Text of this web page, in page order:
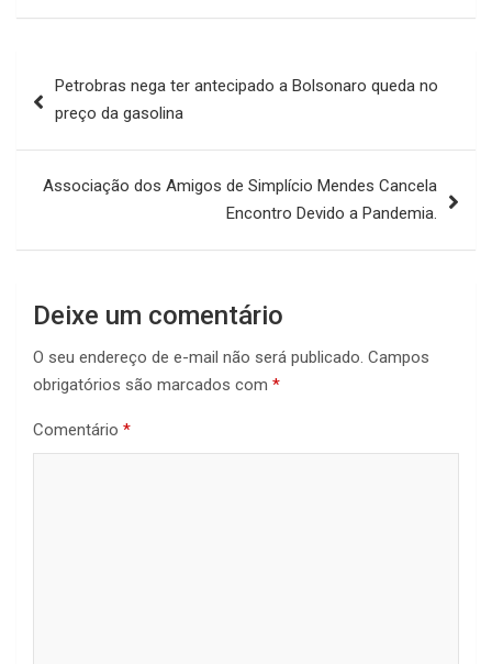
de
Petrobras nega ter antecipado a Bolsonaro queda no
preço da gasolina
Associação dos Amigos de Simplício Mendes Cancela
Encontro Devido a Pandemia.
Deixe um comentário
O seu endereço de e-mail não será publicado. Campos
obrigatórios são marcados com *
Comentário *